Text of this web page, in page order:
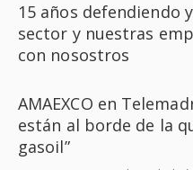
15 años defendiendo
sector y nuestras
con nosostros
AMAEXCO en
están al borde de la
gasoil”